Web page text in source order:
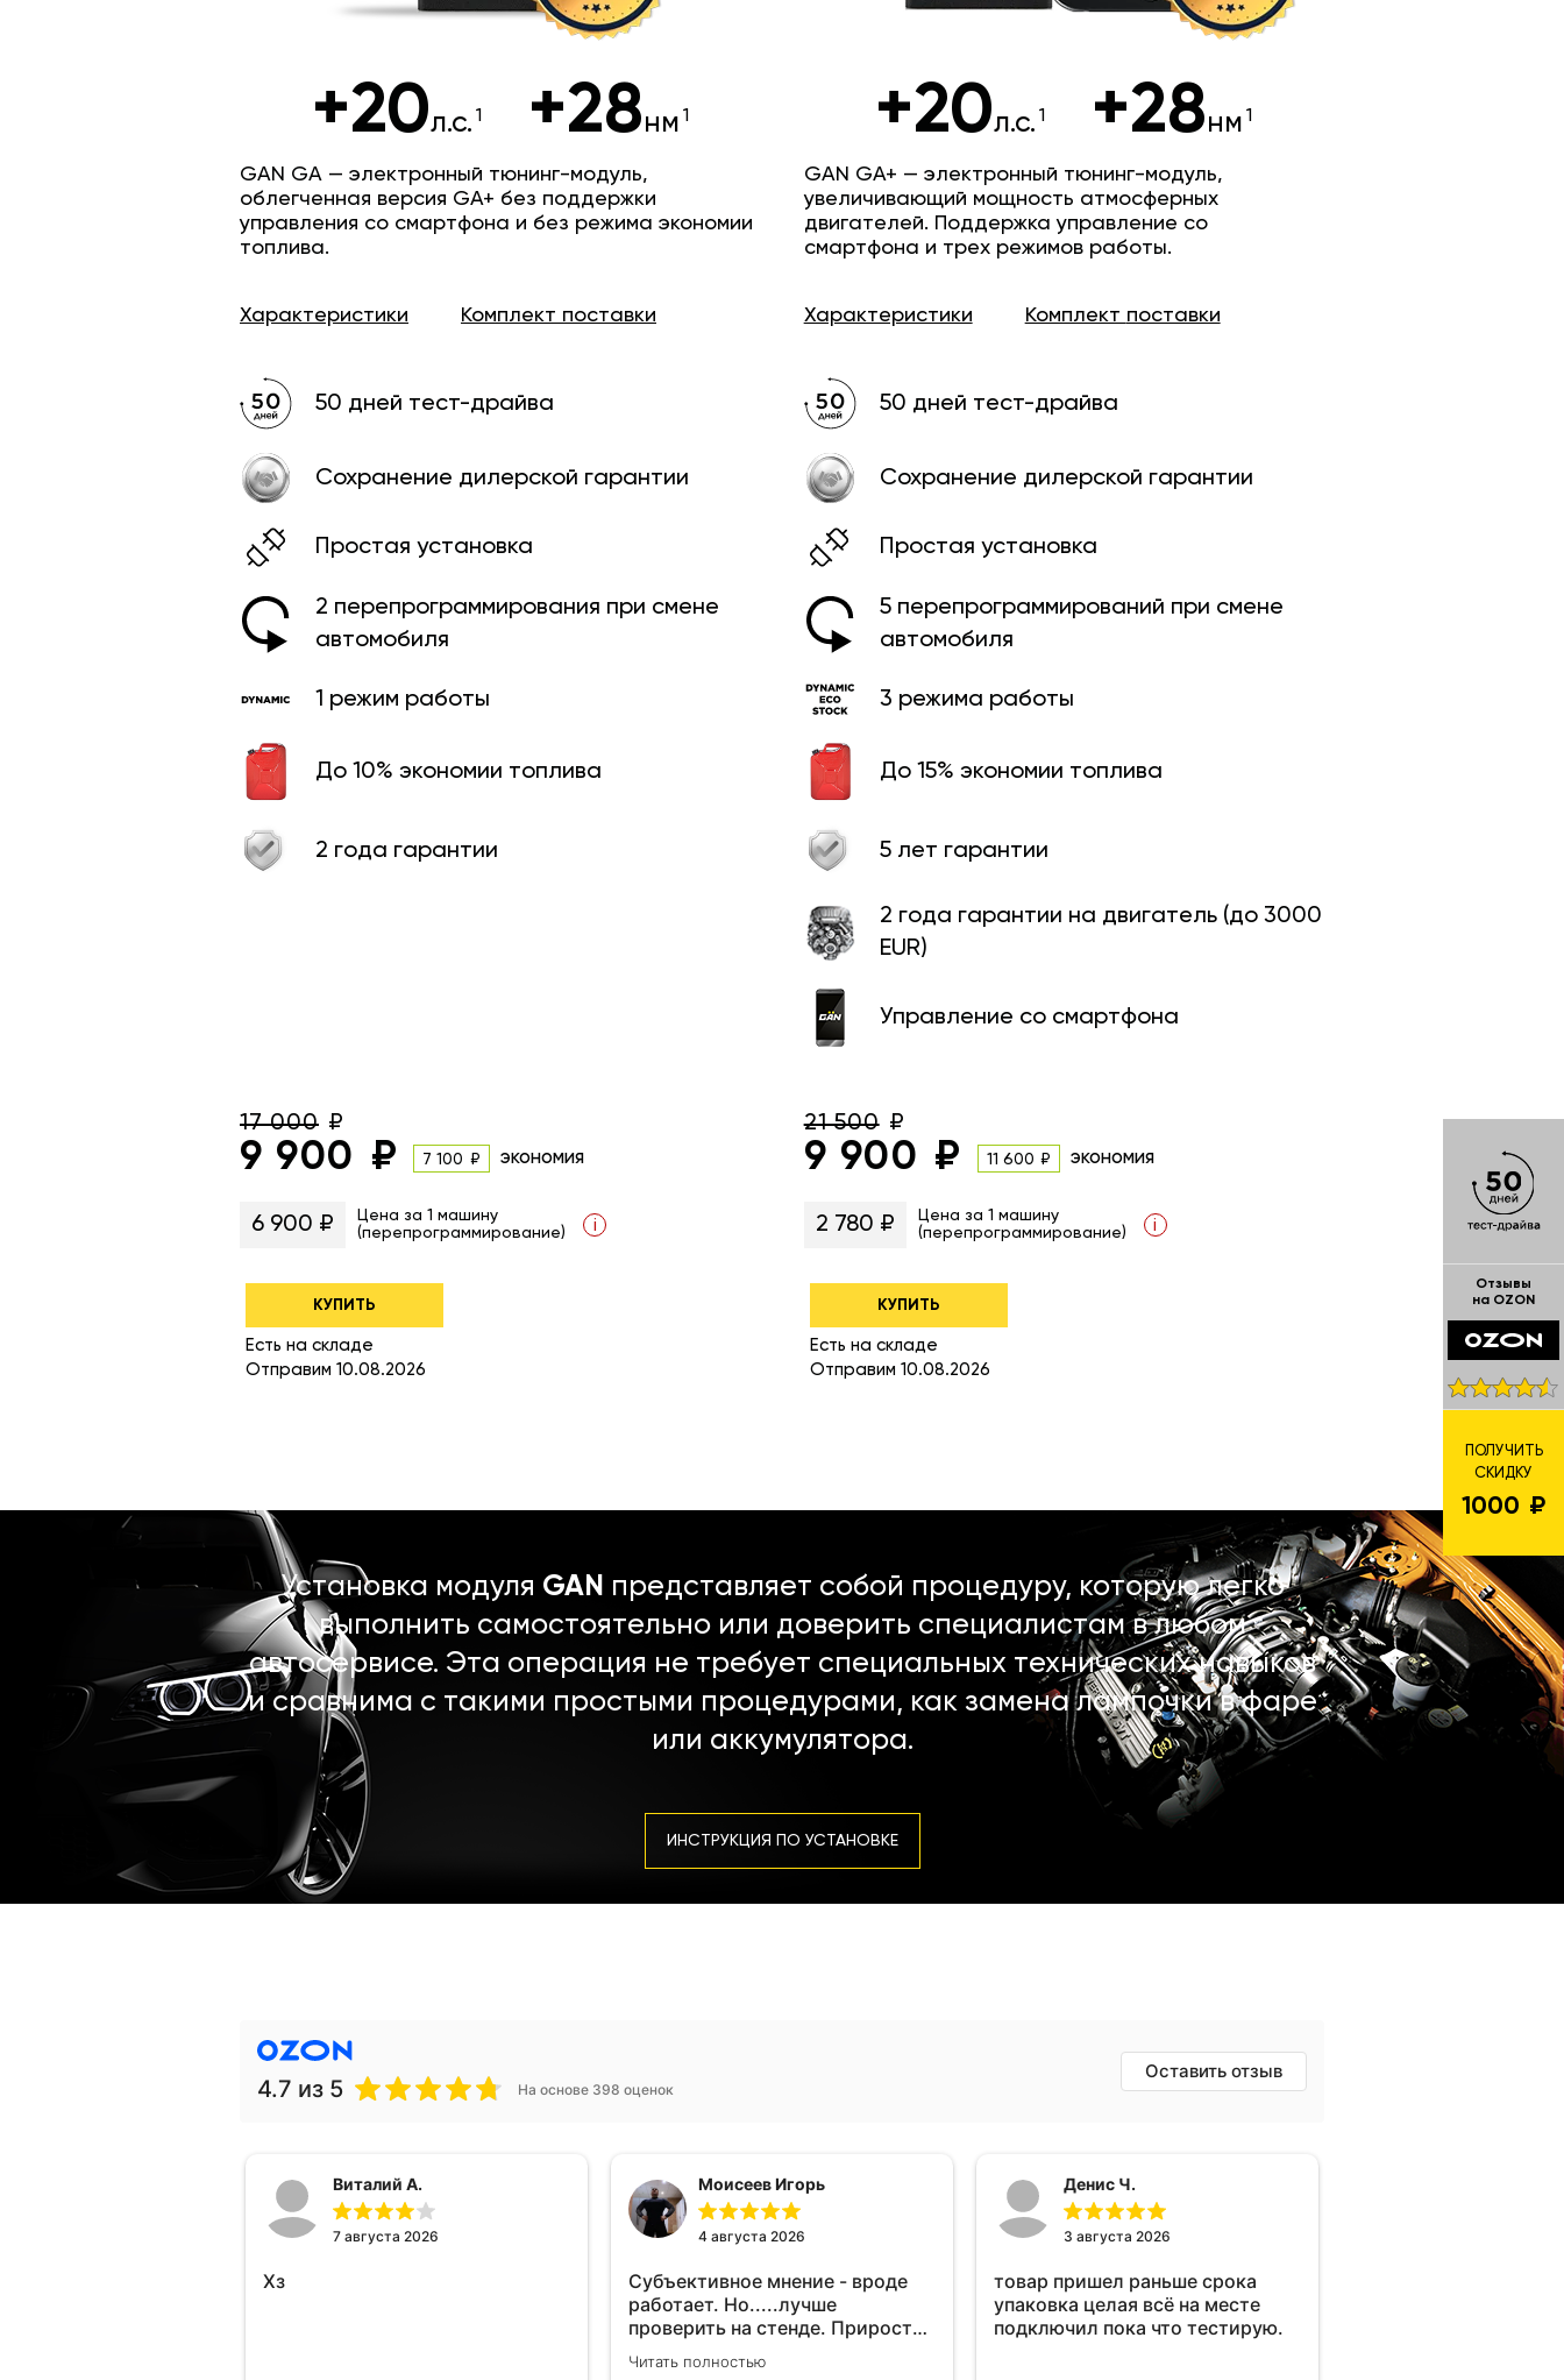
+20л.с. +28нм
GAN GA+ — электронный тюнинг-модуль,
увеличивающий мощность атмосферных
двигателей. Поддержка управление со
смартфона и трех режимов работы.
Характеристики Комплект поставки
50 дней тест-драйва
Сохранение дилерской гарантии
Простая установка
5 перепрограмми­рований при смене
автомобиля
3 режима работы
До 15% экономии топлива
5 лет гарантии
2 года гарантии на двигатель (до 3000
EUR)
Управление со смартфона
21 500
9 900 11 600 экономия
2 780 ₽
Цена за 1 машину
(перепрограммирование)
i
КУПИТЬ
Есть на складе
Отправим 10.08.2026
+20л.с. +28нм
GAN GA — электронный тюнинг-модуль,
облегченная версия GA+ без поддержки
управления со смартфона и без режима экономии
топлива.
Характеристики Комплект поставки
50 дней тест-драйва
Сохранение дилерской гарантии
Простая установка
2 перепрограмми­рования при смене
автомобиля
1 режим работы
До 10% экономии топлива
2 года гарантии
17 000
9 900 7 100 экономия
6 900 ₽
Цена за 1 машину
(перепрограммирование)
i
КУПИТЬ
Есть на складе
Отправим 10.08.2026
Установка модуля GAN представляет собой процедуру, которую легко
выполнить самостоятельно или доверить специалистам в любом
автосервисе. Эта операция не требует специальных технических навыков
и сравнима с такими простыми процедурами, как замена лампочки в фаре
или аккумулятора.
ИНСТРУКЦИЯ ПО УСТАНОВКЕ
4.7 из 5 На основе 398 оценок
Оставить отзыв
Виталий А.
7 августа 2026
Хз
Моисеев Игорь
4 августа 2026
Субъективное мнение - вроде
работает. Но.....лучше
проверить на стенде. Прирост
10-12% "на глаз" уловить очень
сложно. Покатаюсь, потом
Читать полностью
Денис Ч.
3 августа 2026
товар пришел раньше срока
упаковка целая всё на месте
подключил пока что тестирую.
Отзывы
на OZON
ПОЛУЧИТЬ
СКИДКУ
1000